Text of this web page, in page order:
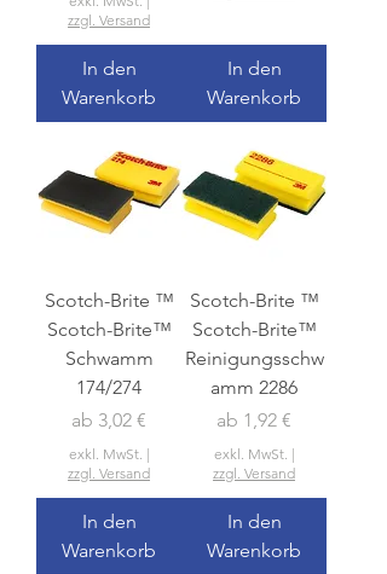
zzgl. Versand
In den
Warenkorb
In den
Warenkorb
Scotch-Brite ™
Scotch-Brite™
Schwamm
174/274
ab 3,02 €
Sale-Preis
exkl. MwSt. |
zzgl. Versand
In den
Warenkorb
Scotch-Brite ™
Scotch-Brite™
Reinigungsschw
amm 2286
ab 1,92 €
Sale-Preis
exkl. MwSt. |
zzgl. Versand
In den
Warenkorb